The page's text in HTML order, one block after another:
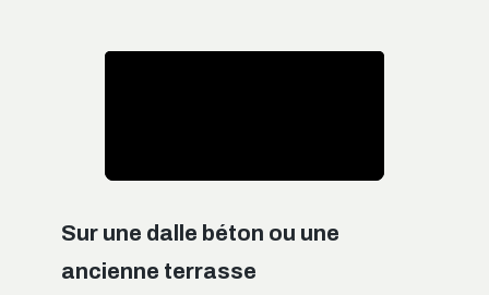
Sur une dalle béton ou une
ancienne terrasse